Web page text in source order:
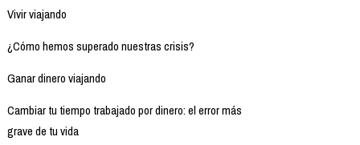
Vivir viajando
¿Cómo hemos superado nuestras crisis?
Ganar dinero viajando
Cambiar tu tiempo trabajado por dinero: el error más
grave de tu vida